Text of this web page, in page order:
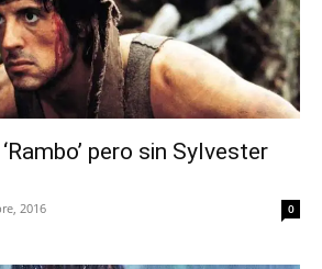
pero sin Sylvester
2016 0